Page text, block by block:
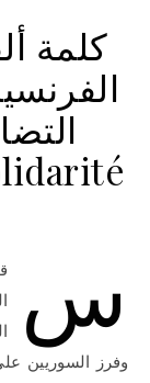
كلمة
س
وفرز السوريين